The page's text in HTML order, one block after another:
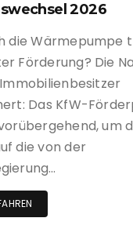
2026
die Wärmepumpe
Förderung? Die
Das KfW-
um
die von der